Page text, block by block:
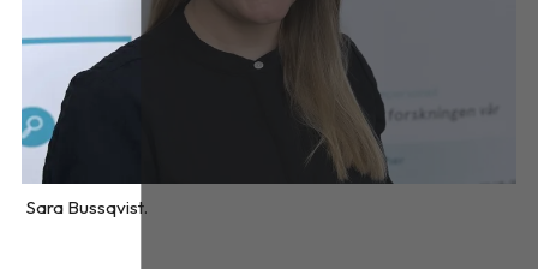
Sara Bussqvist.